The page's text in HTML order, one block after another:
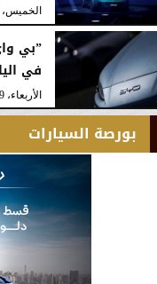
الخميس، 30 يوليو 2026
”بي
في
الأربعاء، 29 يوليو 2026
بورصة السيارات